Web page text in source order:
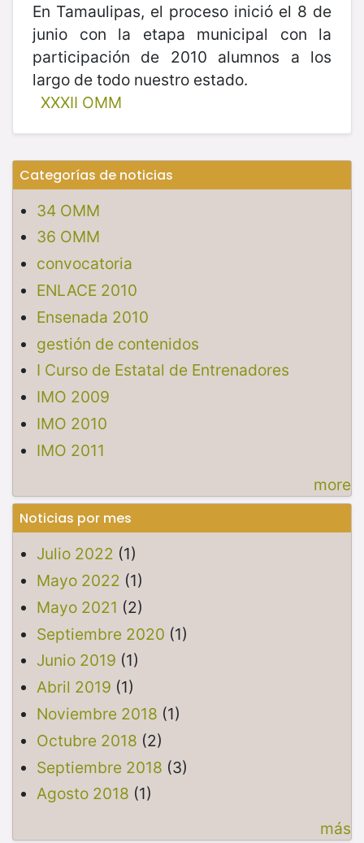
En Tamaulipas, el proceso inició el 8 de
junio con la etapa municipal con la
participación de 2010 alumnos a los
largo de todo nuestro estado.
XXXII OMM
Categorías de noticias
34 OMM
36 OMM
convocatoria
ENLACE 2010
Ensenada 2010
gestión de contenidos
I Curso de Estatal de Entrenadores
IMO 2009
IMO 2010
IMO 2011
more
Noticias por mes
Julio 2022 (1)
Mayo 2022 (1)
Mayo 2021 (2)
Septiembre 2020 (1)
Junio 2019 (1)
Abril 2019 (1)
Noviembre 2018 (1)
Octubre 2018 (2)
Septiembre 2018 (3)
Agosto 2018 (1)
más